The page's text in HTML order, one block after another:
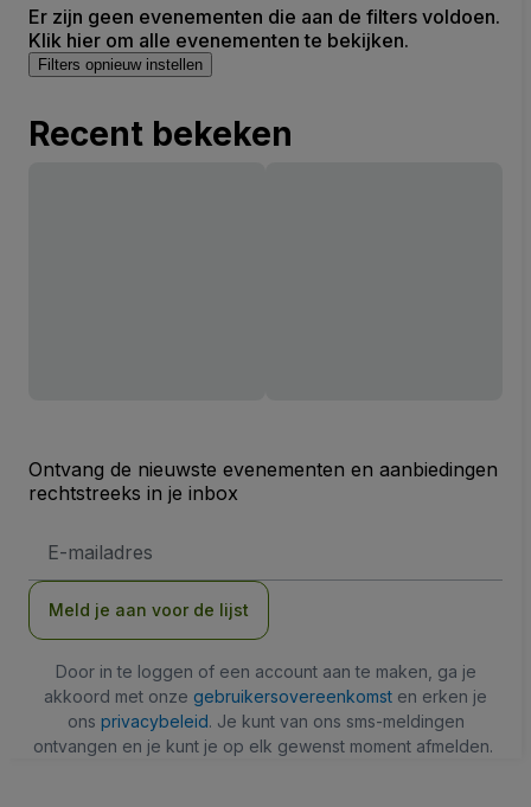
Er zijn geen evenementen die aan de filters voldoen.
Klik hier om alle evenementen te bekijken.
Filters opnieuw instellen
Recent bekeken
Ontvang de nieuwste evenementen en aanbiedingen
rechtstreeks in je inbox
mailadres
Meld je aan voor de lijst
Door in te loggen of een account aan te maken, ga je
akkoord met onze gebruikersovereenkomst en erken je
ons privacybeleid. Je kunt van ons sms-meldingen
ontvangen en je kunt je op elk gewenst moment afmelden.